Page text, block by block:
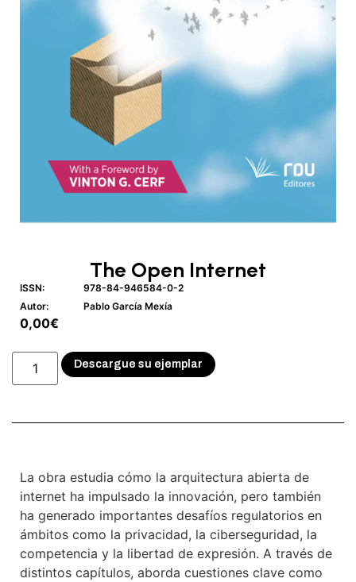
The Open Internet
ISSN:
978-84-946584-0-2
Autor:
Pablo García Mexía
0,00€
Descargue su ejemplar
La obra estudia cómo la arquitectura abierta de
internet ha impulsado la innovación, pero también
ha generado importantes desafíos regulatorios en
ámbitos como la privacidad, la ciberseguridad, la
competencia y la libertad de expresión. A través de
distintos capítulos, aborda cuestiones clave como